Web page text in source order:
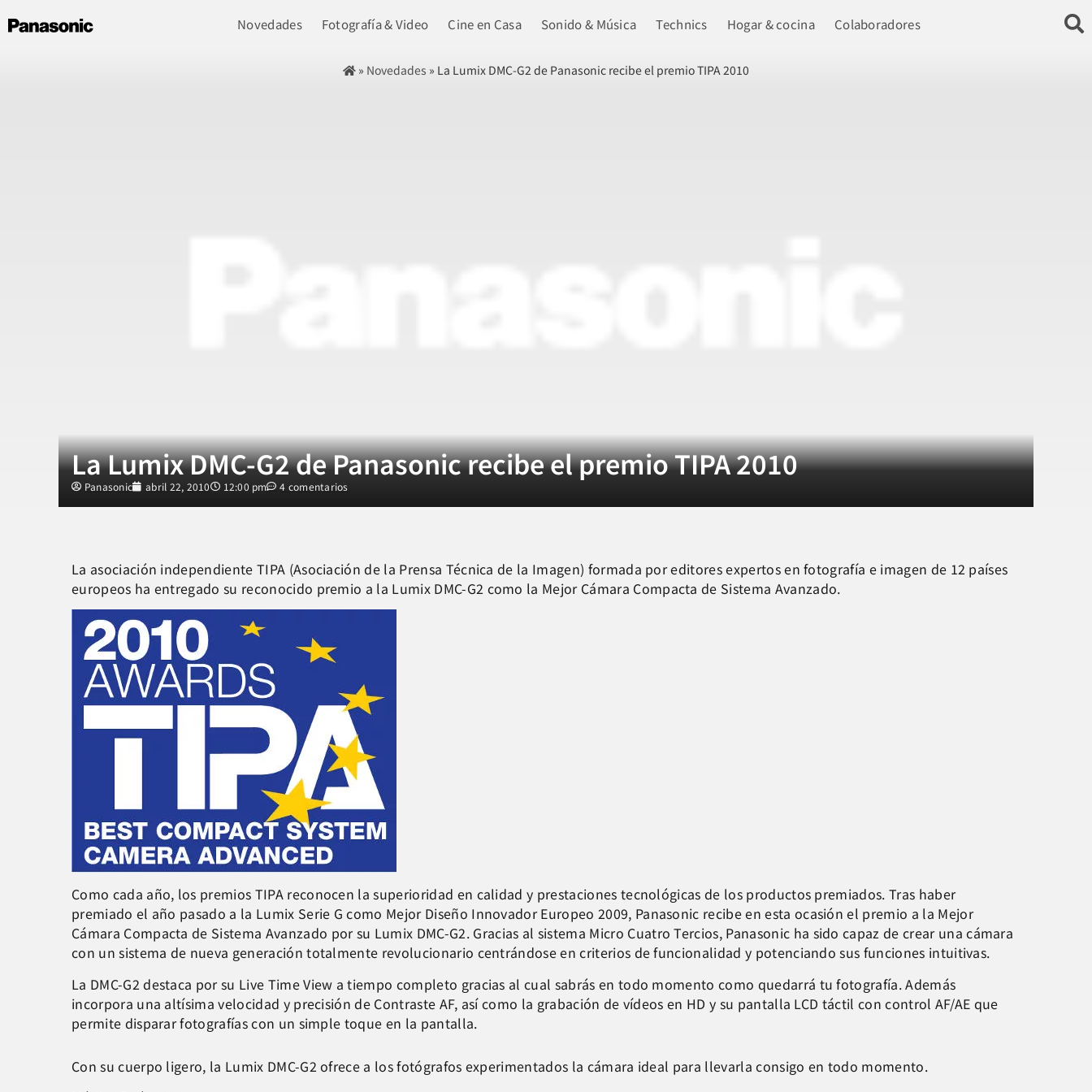
Novedades Fotografía & Video Cine en Casa Sonido & Música Technics Hogar & cocina Colaboradores
» Novedades » La Lumix DMC-G2 de Panasonic recibe el premio TIPA 2010
La Lumix DMC-G2 de Panasonic recibe el premio TIPA 2010
Panasonic abril 22, 2010 12:00 pm 4 comentarios
La asociación independiente TIPA (Asociación de la Prensa Técnica de la Imagen) formada por editores expertos en fotografía e imagen de 12 países
europeos ha entregado su reconocido premio a la Lumix DMC-G2 como la Mejor Cámara Compacta de Sistema Avanzado.
Como cada año, los premios TIPA reconocen la superioridad en calidad y prestaciones tecnológicas de los productos premiados. Tras haber
premiado el año pasado a la Lumix Serie G como Mejor Diseño Innovador Europeo 2009, Panasonic recibe en esta ocasión el premio a la Mejor
Cámara Compacta de Sistema Avanzado por su Lumix DMC-G2. Gracias al sistema Micro Cuatro Tercios, Panasonic ha sido capaz de crear una cámara
con un sistema de nueva generación totalmente revolucionario centrándose en criterios de funcionalidad y potenciando sus funciones intuitivas.
La DMC-G2 destaca por su Live Time View a tiempo completo gracias al cual sabrás en todo momento como quedarrá tu fotografía. Además
incorpora una altísima velocidad y precisión de Contraste AF, así como la grabación de vídeos en HD y su pantalla LCD táctil con control AF/AE que
permite disparar fotografías con un simple toque en la pantalla.
Con su cuerpo ligero, la Lumix DMC-G2 ofrece a los fotógrafos experimentados la cámara ideal para llevarla consigo en todo momento.